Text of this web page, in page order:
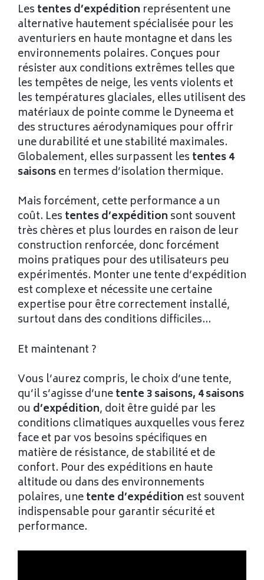
Les tentes d’expédition représentent une
alternative hautement spécialisée pour les
aventuriers en haute montagne et dans les
environnements polaires. Conçues pour
résister aux conditions extrêmes telles que
les tempêtes de neige, les vents violents et
les températures glaciales, elles utilisent des
matériaux de pointe comme le Dyneema et
des structures aérodynamiques pour offrir
une durabilité et une stabilité maximales.
Globalement, elles surpassent les tentes 4
saisonsen termes d’isolation thermique.
Mais forcément, cette performance a un
coût. Les tentes d’expédition sont souvent
très chères et plus lourdes en raison de leur
construction renforcée, donc forcément
moins pratiques pour des utilisateurs peu
expérimentés. Monter une tente d’expédition
est complexe et nécessite une certaine
expertise pour être correctement installé,
surtout dans des conditions difficiles…
Et maintenant ?
Vous l’aurez compris, le choix d’une tente,
qu’il s’agisse d’unetente 3 saisons, 4 saisons
ou d’expédition, doit être guidé par les
conditions climatiques auxquelles vous ferez
face et par vos besoins spécifiques en
matière de résistance, de stabilité et de
confort. Pour des expéditions en haute
altitude ou dans des environnements
polaires, unetente d’expédition est souvent
indispensable pour garantir sécurité et
performance.